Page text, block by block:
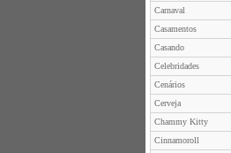
Carnaval
Casamentos
Casando
Celebridades
Cenários
Cerveja
Chammy Kitty
Cinnamoroll